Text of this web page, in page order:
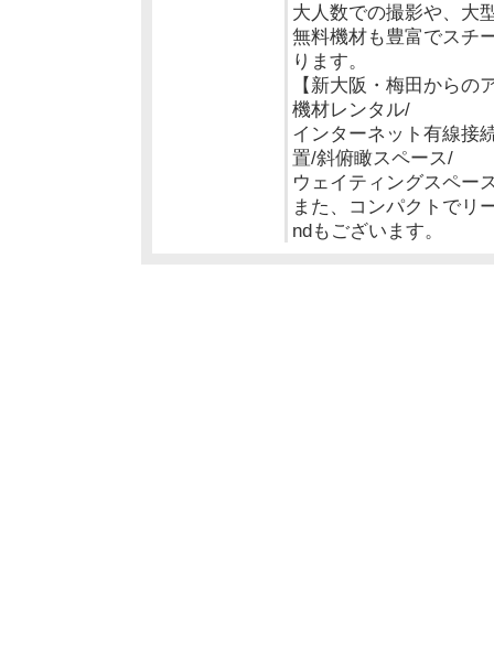
大人数での撮影や、大
無料機材も豊富でスチ
ります。
【新大阪・梅田から
機材レンタル/
インターネット有線接
置/斜俯瞰スペース/
ウェイティングスペー
また、コンパクトでリ
ndもございます。